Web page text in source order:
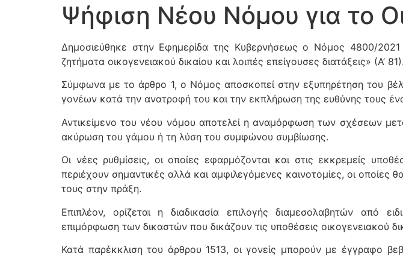
Ψήφιση Νέου Νόμου για το
Δημοσιεύθηκε στην Εφημερίδα της Κυβερνήσεως ο Νόμος 4800/
ζητήματα οικογενειακού δικαίου και λοιπές επείγουσες διατάξεις» (Α’ 81).
Σύμφωνα με το άρθρο 1, ο Νόμος αποσκοπεί στην εξυπηρέτηση του
γονέων κατά την ανατροφή του και την εκπλήρωση της ευθύνης τους
Αντικείμενο του νέου νόμου αποτελεί η αναμόρφωση των σχέσεων
ακύρωση του γάμου ή τη λύση του συμφώνου συμβίωσης.
Οι νέες ρυθμίσεις, οι οποίες εφαρμόζονται και στις εκκρεμείς
περιέχουν σημαντικές αλλά και αμφιλεγόμενες καινοτομίες, οι
τους στην πράξη.
Επιπλέον, ορίζεται η διαδικασία επιλογής διαμεσολαβητών από
επιμόρφωση των δικαστών που δικάζουν τις υποθέσεις οικογενειακού
Κατά παρέκκλιση του άρθρου 1513, οι γονείς μπορούν με έγγραφο